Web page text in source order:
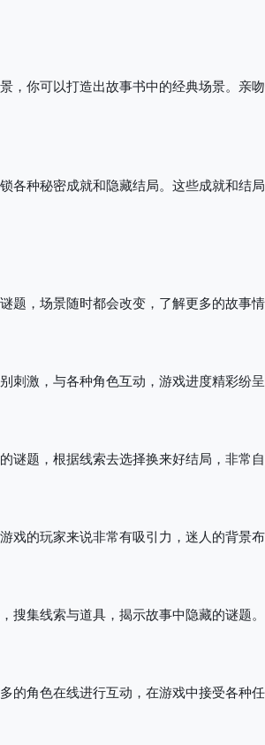
，你可以打造出故事书中的经典场景。亲
各种秘密成就和隐藏结局。这些成就和结
题，场景随时都会改变，了解更多的故事情
刺激，与各种角色互动，游戏进度精彩纷呈
谜题，根据线索去选择换来好结局，非常自
戏的玩家来说非常有吸引力，迷人的背景布
搜集线索与道具，揭示故事中隐藏的谜题。
的角色在线进行互动，在游戏中接受各种任